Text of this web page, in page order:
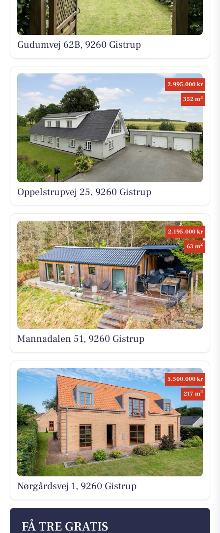
Gudumvej 62B, 9260 Gistrup
2.995.000 kr
352 m2
Oppelstrupvej 25, 9260 Gistrup
2.195.000 kr
63 m2
Mannadalen 51, 9260 Gistrup
5.500.000 kr
217 m2
Nørgårdsvej 1, 9260 Gistrup
FÅ TRE GRATIS